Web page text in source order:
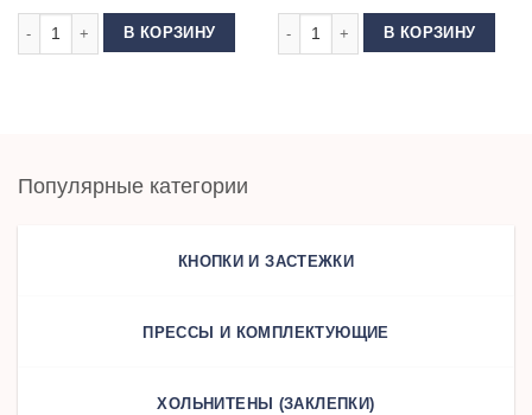
Количество товара Люверс 8 мм нержавеющий Темный никель
В КОРЗИНУ
Количество товара Люверс
В КОРЗИНУ
Популярные категории
КНОПКИ И ЗАСТЕЖКИ
ПРЕССЫ И КОМПЛЕКТУЮЩИЕ
ХОЛЬНИТЕНЫ (ЗАКЛЕПКИ)